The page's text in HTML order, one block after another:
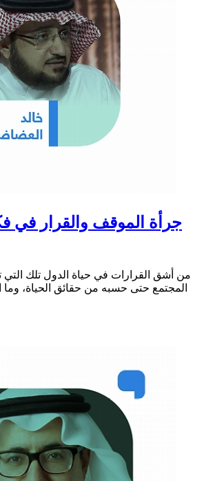
جرأة الموقف والقرار في
من أشق القرارات في حياة الدول تلك التي
المجتمع حتى حسبه من حقائق الحياة،